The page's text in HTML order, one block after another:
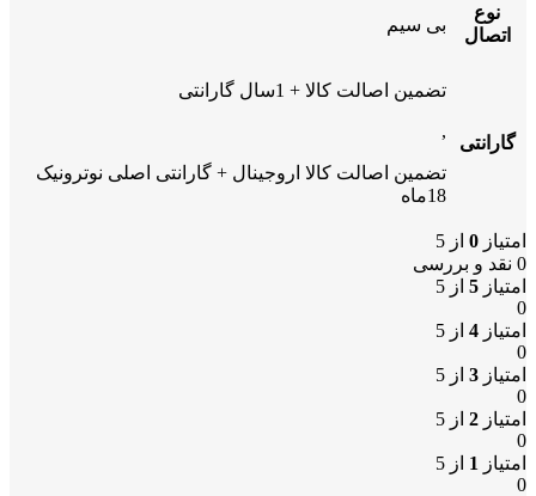
نوع
اتصال
بی سیم
گارانتی
تضمین اصالت کالا + 1سال گارانتی
,
تضمین اصالت کالا اروجینال + گارانتی اصلی نوترونیک
18ماه
امتیاز 0 از 5
0 نقد و بررسی
امتیاز 5 از 5
0
امتیاز 4 از 5
0
امتیاز 3 از 5
0
امتیاز 2 از 5
0
امتیاز 1 از 5
0